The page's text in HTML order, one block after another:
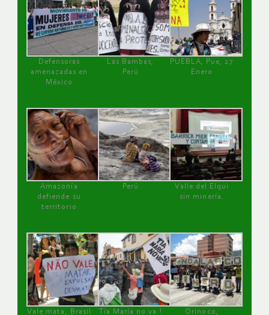
Defensoras
amenazadas en
México
Las Bambas,
Perú
PUEBLA, Pue, 27
Enero
Amazonía
defiende su
territorio
Perú
Valle del Elqui
sin minería.
Vale mata, Brasil Tía María no va ! Orinoco,